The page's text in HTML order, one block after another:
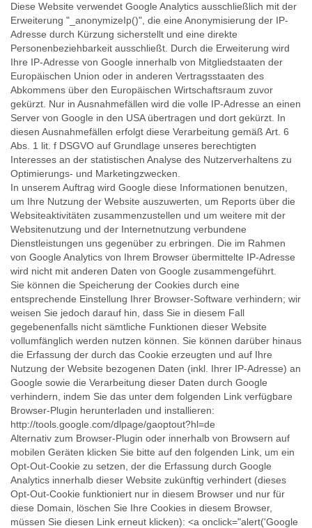
Diese Website verwendet Google Analytics ausschließlich mit der
Erweiterung "_anonymizeIp()", die eine Anonymisierung der IP-
Adresse durch Kürzung sicherstellt und eine direkte
Personenbeziehbarkeit ausschließt. Durch die Erweiterung wird
Ihre IP-Adresse von Google innerhalb von Mitgliedstaaten der
Europäischen Union oder in anderen Vertragsstaaten des
Abkommens über den Europäischen Wirtschaftsraum zuvor
gekürzt. Nur in Ausnahmefällen wird die volle IP-Adresse an einen
Server von Google in den USA übertragen und dort gekürzt. In
diesen Ausnahmefällen erfolgt diese Verarbeitung gemäß Art. 6
Abs. 1 lit. f DSGVO auf Grundlage unseres berechtigten
Interesses an der statistischen Analyse des Nutzerverhaltens zu
Optimierungs- und Marketingzwecken.
In unserem Auftrag wird Google diese Informationen benutzen,
um Ihre Nutzung der Website auszuwerten, um Reports über die
Websiteaktivitäten zusammenzustellen und um weitere mit der
Websitenutzung und der Internetnutzung verbundene
Dienstleistungen uns gegenüber zu erbringen. Die im Rahmen
von Google Analytics von Ihrem Browser übermittelte IP-Adresse
wird nicht mit anderen Daten von Google zusammengeführt.
Sie können die Speicherung der Cookies durch eine
entsprechende Einstellung Ihrer Browser-Software verhindern; wir
weisen Sie jedoch darauf hin, dass Sie in diesem Fall
gegebenenfalls nicht sämtliche Funktionen dieser Website
vollumfänglich werden nutzen können. Sie können darüber hinaus
die Erfassung der durch das Cookie erzeugten und auf Ihre
Nutzung der Website bezogenen Daten (inkl. Ihrer IP-Adresse) an
Google sowie die Verarbeitung dieser Daten durch Google
verhindern, indem Sie das unter dem folgenden Link verfügbare
Browser-Plugin herunterladen und installieren:
http://tools.google.com/dlpage/gaoptout?hl=de
Alternativ zum Browser-Plugin oder innerhalb von Browsern auf
mobilen Geräten klicken Sie bitte auf den folgenden Link, um ein
Opt-Out-Cookie zu setzen, der die Erfassung durch Google
Analytics innerhalb dieser Website zukünftig verhindert (dieses
Opt-Out-Cookie funktioniert nur in diesem Browser und nur für
diese Domain, löschen Sie Ihre Cookies in diesem Browser,
müssen Sie diesen Link erneut klicken): <a onclick="alert('Google